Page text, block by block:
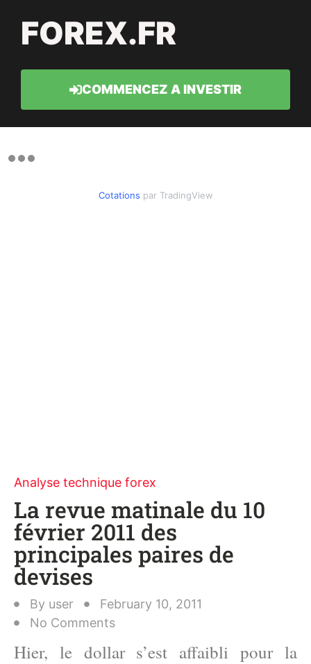
FOREX.FR
COMMENCEZ A INVESTIR
Cotations par TradingView
Analyse technique forex
La revue matinale du 10
février 2011 des
principales paires de
devises
By user
February 10, 2011
No Comments
Hier, le dollar s’est affaibli pour la